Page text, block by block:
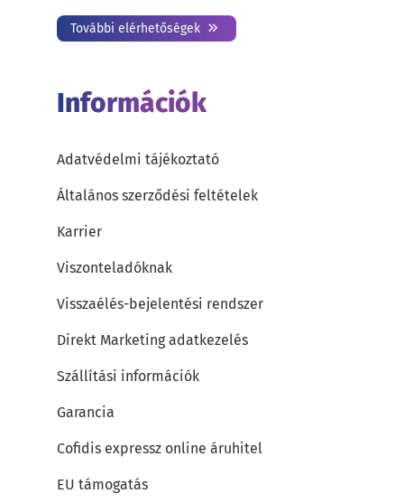
További elérhetőségek
Információk
Adatvédelmi tájékoztató
Általános szerződési feltételek
Karrier
Viszonteladóknak
Visszaélés-bejelentési rendszer
Direkt Marketing adatkezelés
Szállítási információk
Garancia
Cofidis expressz online áruhitel
EU támogatás